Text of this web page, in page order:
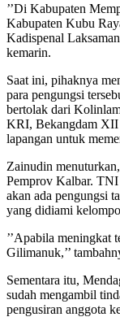
’’Di Kabupaten
Kabupaten Kubu
Kadispenal
kemarin.
Saat ini, pihaknya
para pengungsi
bertolak dari
KRI, Bekangdam XII
lapangan untuk
Zainudin
Pemprov Kalbar. TNI
akan ada pengungsi
yang didiami
’’Apabila meningkat
Gilimanuk,’’
Sementara itu,
sudah mengambil
pengusiran anggota